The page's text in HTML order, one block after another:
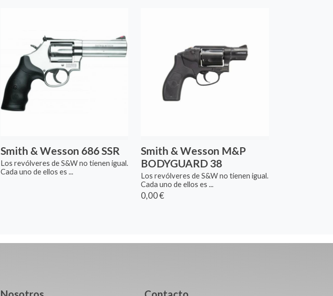
Smith & Wesson 686 SSR
Los revólveres de S&W no tienen igual.
Cada uno de ellos es ...
Smith & Wesson M&P
BODYGUARD 38
Los revólveres de S&W no tienen igual.
Cada uno de ellos es ...
0,00 €